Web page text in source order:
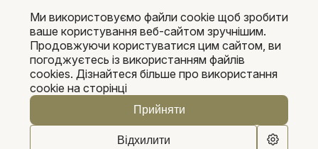
0
Покупцям
Pleka 2016-2026
Ми використовуємо файли cookie щоб зробити
ваше користування веб-сайтом зручнішим.
Продовжуючи користуватися цим сайтом, ви
погоджуєтесь із використанням файлів
cookies. Дізнайтеся більше про використання
cookie на сторінці
Прийняти
Відхилити